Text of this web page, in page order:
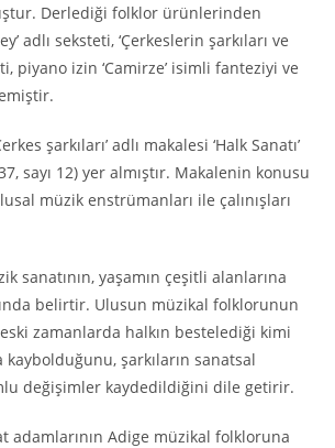
Derlediği folklor ürünlerinden
adlı seksteti, ‘Çerkeslerin şarkıları ve
piyano izin ‘Camirze’ isimli fanteziyi ve
şarkıları’ adlı makalesi ‘Halk Sanatı’
sayı 12) yer almıştır. Makalenin konusu
müzik enstrümanları ile çalınışları
sanatının, yaşamın çeşitli alanlarına
belirtir. Ulusun müzikal folklorunun
zamanlarda halkın bestelediği kimi
kaybolduğunu, şarkıların sanatsal
değişimler kaydedildiğini dile getirir.
adamlarının Adige müzikal folkloruna